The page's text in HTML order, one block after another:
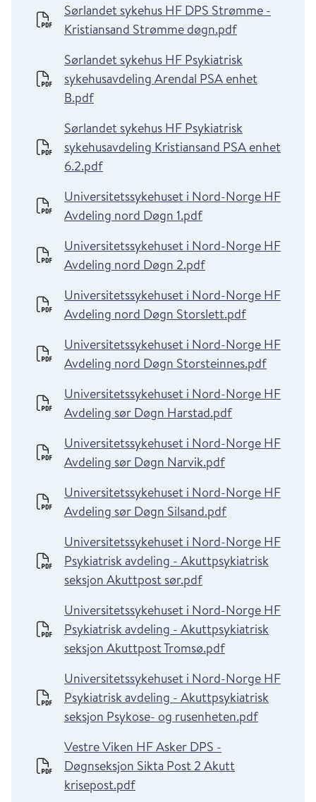
Sørlandet sykehus HF DPS Strømme -
Kristiansand Strømme døgn.pdf
Sørlandet sykehus HF Psykiatrisk
sykehusavdeling Arendal PSA enhet
B.pdf
Sørlandet sykehus HF Psykiatrisk
sykehusavdeling Kristiansand PSA enhet
6.2.pdf
Universitetssykehuset i Nord-Norge HF
Avdeling nord Døgn 1.pdf
Universitetssykehuset i Nord-Norge HF
Avdeling nord Døgn 2.pdf
Universitetssykehuset i Nord-Norge HF
Avdeling nord Døgn Storslett.pdf
Universitetssykehuset i Nord-Norge HF
Avdeling nord Døgn Storsteinnes.pdf
Universitetssykehuset i Nord-Norge HF
Avdeling sør Døgn Harstad.pdf
Universitetssykehuset i Nord-Norge HF
Avdeling sør Døgn Narvik.pdf
Universitetssykehuset i Nord-Norge HF
Avdeling sør Døgn Silsand.pdf
Universitetssykehuset i Nord-Norge HF
Psykiatrisk avdeling - Akuttpsykiatrisk
seksjon Akuttpost sør.pdf
Universitetssykehuset i Nord-Norge HF
Psykiatrisk avdeling - Akuttpsykiatrisk
seksjon Akuttpost Tromsø.pdf
Universitetssykehuset i Nord-Norge HF
Psykiatrisk avdeling - Akuttpsykiatrisk
seksjon Psykose- og rusenheten.pdf
Vestre Viken HF Asker DPS -
Døgnseksjon Sikta Post 2 Akutt
krisepost.pdf